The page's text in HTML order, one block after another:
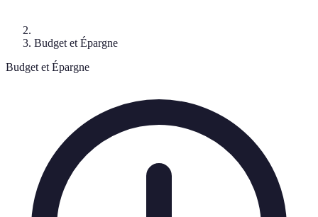
Budget et Épargne
Budget et Épargne